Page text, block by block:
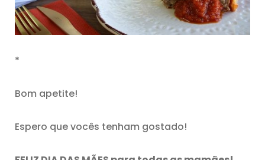
*
Bom apetite!
Espero que vocês tenham gostado!